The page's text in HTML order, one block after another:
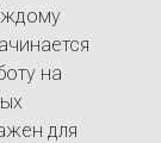
на
для